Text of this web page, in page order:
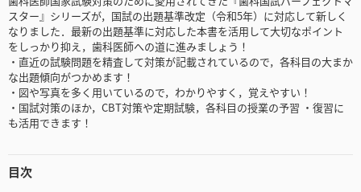
スター』シリーズが，国試の出題基準改定（令和5年）に対応して新しく
なりました．最新の出題基準に対応した本書を活用して大切なポイント
をしっかり抑え，歯科医師への道に進みましょう！
・直近の試験問題を精査して対策が記載されているので，各科目の大まか
な出題傾向がつかめます！
・図や写真を多く用いているので，わかりやすく，覚えやすい！
・国試対策のほか，CBT対策や定期試験，各科目の授業の予習 ・復習に
も活用できます！
目次